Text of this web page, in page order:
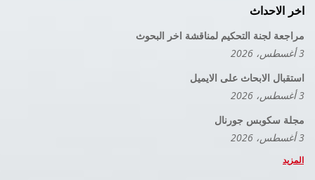
اخر الاحداث
مراجعة لجنة التحكيم لمناقشة اخر البحوث
3 أغسطس، 2026
استقبال الابحاث على الايميل
3 أغسطس، 2026
مجلة سكوبس جورنال
3 أغسطس، 2026
المزيد